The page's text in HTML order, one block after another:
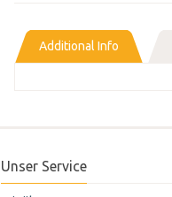
Additional Info
Unser Service